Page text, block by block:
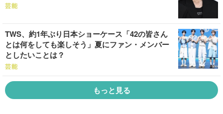
芸能
TWS、約1年ぶり日本ショーケース「42の皆さん
とは何をしても楽しそう」夏にファン・メンバー
としたいことは？
芸能
もっと見る